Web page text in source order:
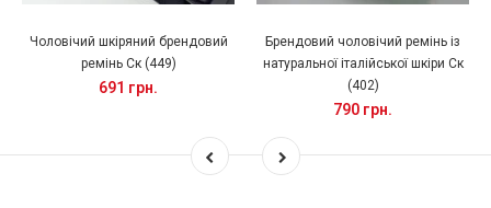
Чоловічий шкіряний брендовий
ремінь Ск (449)
691 грн.
Брендовий чоловічий ремінь із
натуральної італійської шкіри Ск
(402)
790 грн.